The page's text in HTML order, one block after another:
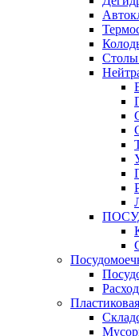
Столы